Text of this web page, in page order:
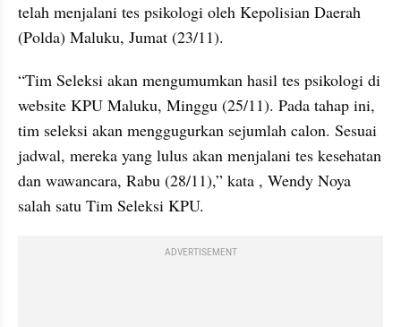
telah menjalani tes psikologi oleh Kepolisian Daerah
(Polda) Maluku, Jumat (23/11).
“Tim Seleksi akan mengumumkan hasil tes psikologi di
website KPU Maluku, Minggu (25/11). Pada tahap ini,
tim seleksi akan menggugurkan sejumlah calon. Sesuai
jadwal, mereka yang lulus akan menjalani tes kesehatan
dan wawancara, Rabu (28/11),” kata , Wendy Noya
salah satu Tim Seleksi KPU.
ADVERTISEMENT